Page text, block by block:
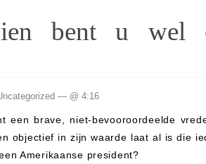
bent u wel
— @ 4:16
een brave, niet-bevooroordeelde
objectief in zijn waarde laat al is die
Amerikaanse president?